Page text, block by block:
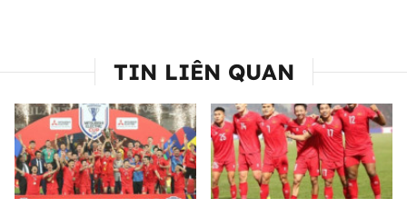
TIN LIÊN QUAN